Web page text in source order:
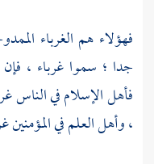
فهؤلاء هم الغرباء
جدا ؛ سموا غرباء ،
فأهل الإسلام في الناس
، وأهل العلم في المؤمنين